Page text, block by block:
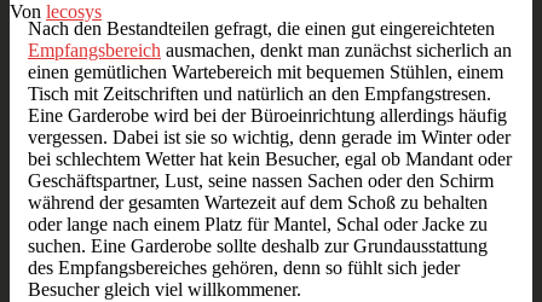
Von lecosys
Nach den Bestandteilen gefragt, die einen gut eingereichteten
Empfangsbereich ausmachen, denkt man zunächst sicherlich an
einen gemütlichen Wartebereich mit bequemen Stühlen, einem
Tisch mit Zeitschriften und natürlich an den Empfangstresen.
Eine Garderobe wird bei der Büroeinrichtung allerdings häufig
vergessen. Dabei ist sie so wichtig, denn gerade im Winter oder
bei schlechtem Wetter hat kein Besucher, egal ob Mandant oder
Geschäftspartner, Lust, seine nassen Sachen oder den Schirm
während der gesamten Wartezeit auf dem Schoß zu behalten
oder lange nach einem Platz für Mantel, Schal oder Jacke zu
suchen. Eine Garderobe sollte deshalb zur Grundausstattung
des Empfangsbereiches gehören, denn so fühlt sich jeder
Besucher gleich viel willkommener.